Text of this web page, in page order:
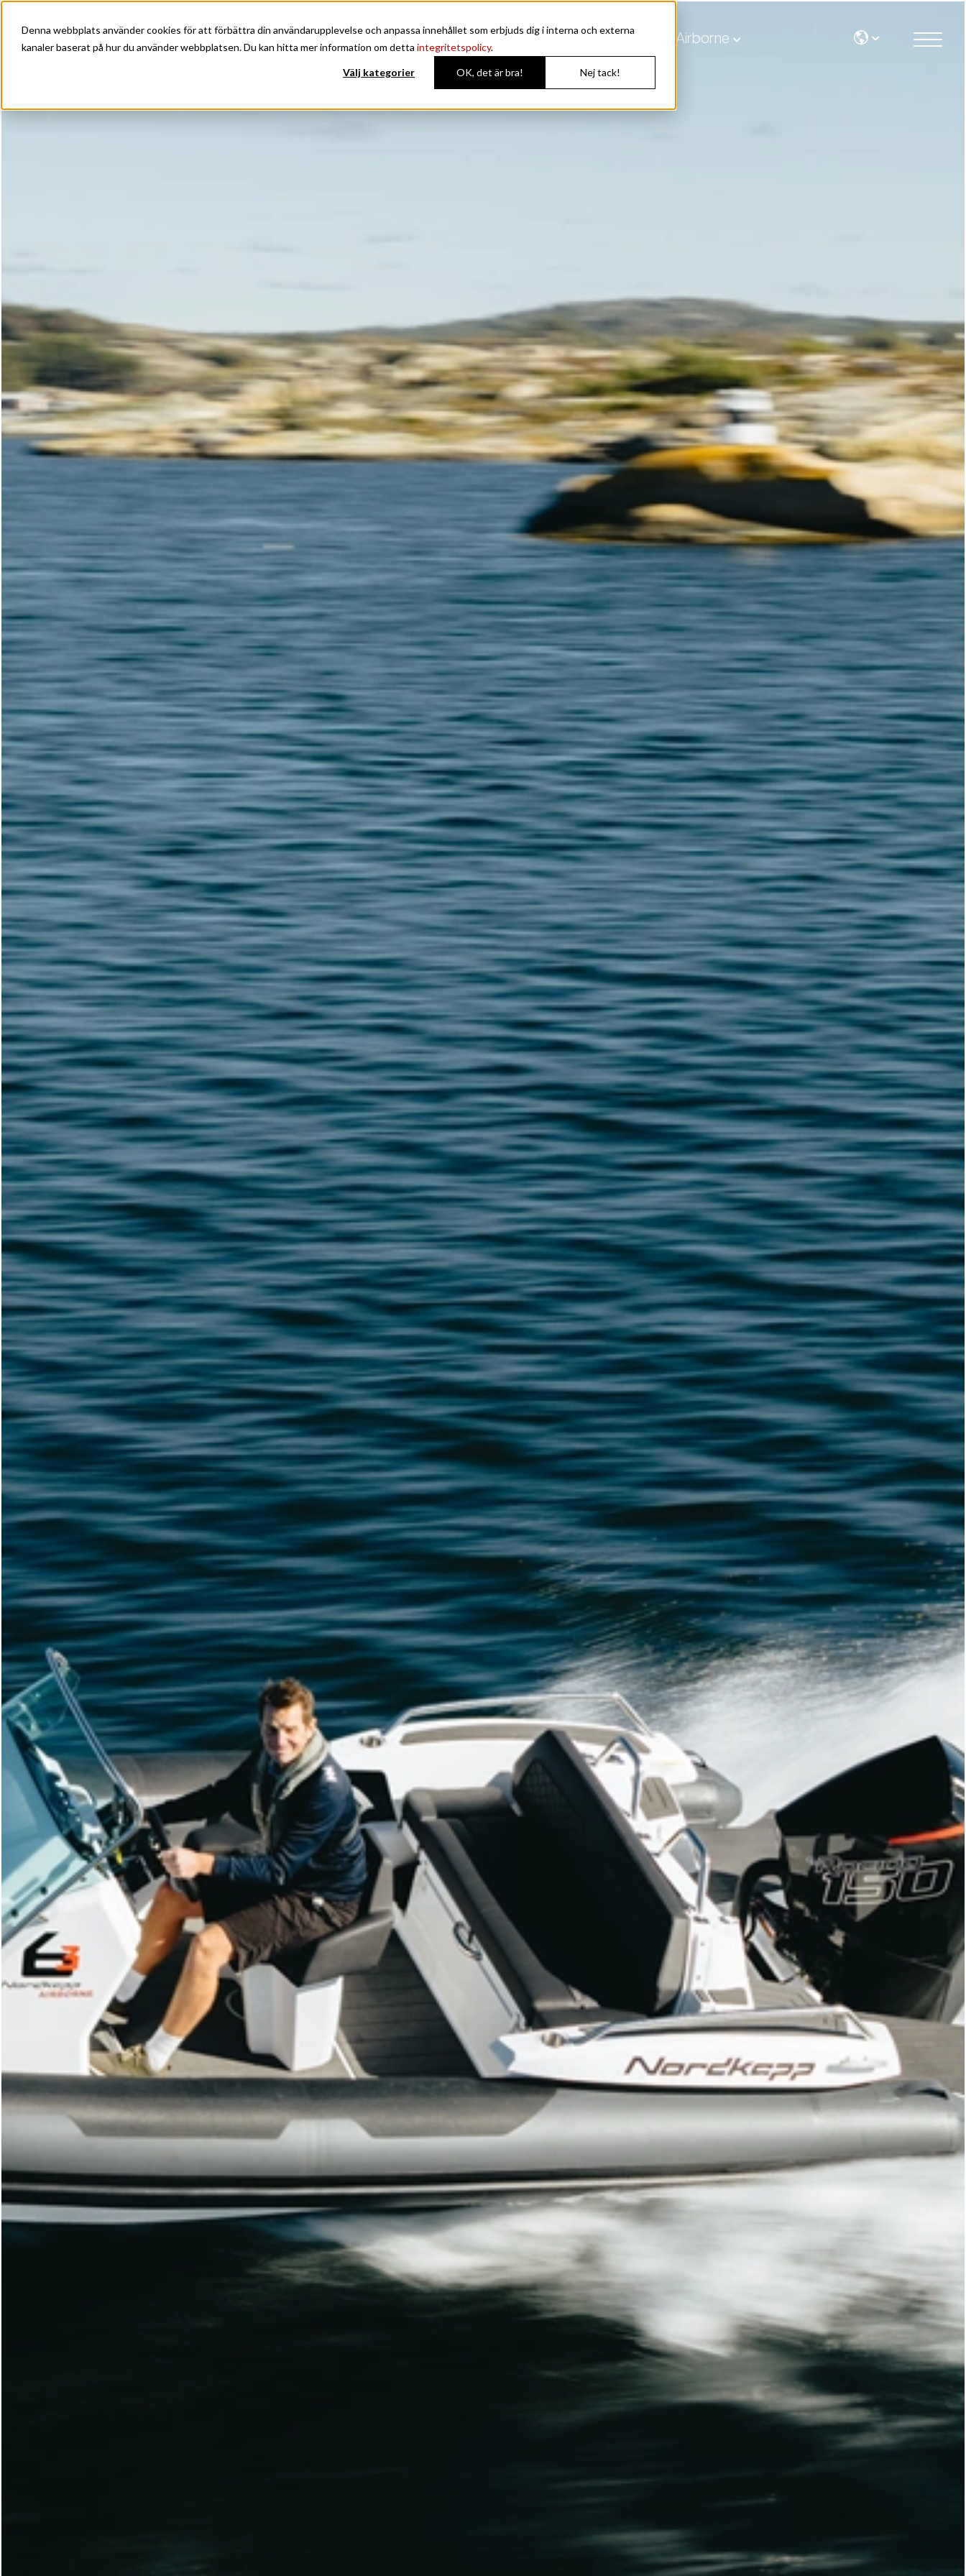
Denna webbplats använder cookies för att förbättra din användarupplevelse och anpassa innehållet som erbjuds dig i interna och externa
kanaler baserat på hur du använder webbplatsen. Du kan hitta mer information om detta integritetspolicy.
Välj kategorier OK, det är bra! Nej tack!
Avant Noblesse Airborne